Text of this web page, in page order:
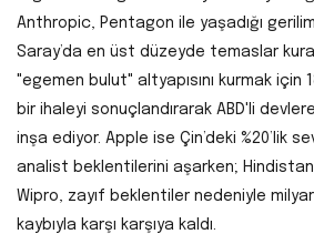
Anthropic, Pentagon ile yaşadığı
Saray’da en üst düzeyde temaslar
"egemen bulut" altyapısını kurmak için
bir ihaleyi sonuçlandırarak ABD'li
inşa ediyor. Apple ise Çin’deki %20’lik
analist beklentilerini aşarken;
Wipro, zayıf beklentiler nedeniyle
kaybıyla karşı karşıya kaldı.